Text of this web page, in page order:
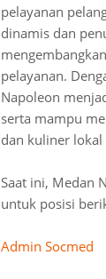
pelayanan
dinamis dan
pelayanan.
Napoleon
serta mampu
dan kuliner lokal
Saat ini, Medan
untuk posisi
Admin Socmed